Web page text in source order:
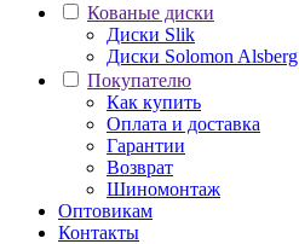
Кованые диски
Диски Slik
Диски Solomon Alsberg
Покупателю
Как купить
Оплата и доставка
Гарантии
Возврат
Шиномонтаж
Оптовикам
Контакты